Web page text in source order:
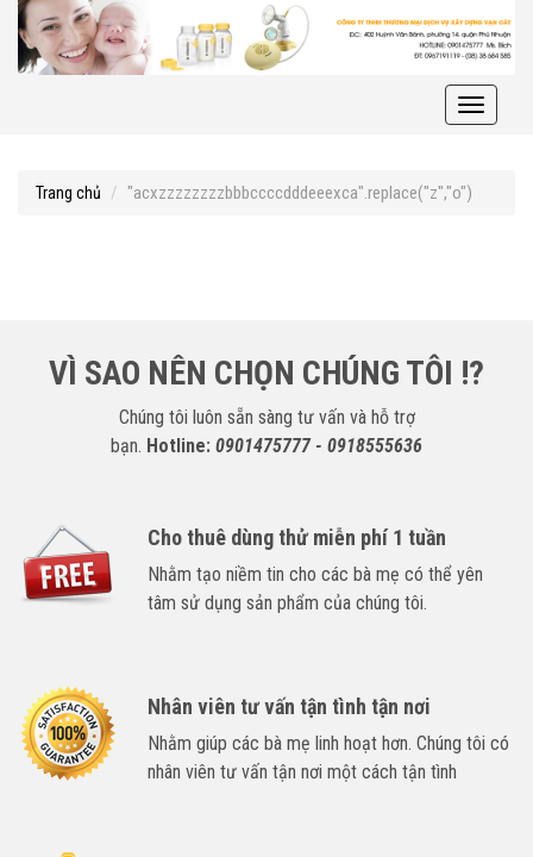
Toggle
Trang chủ "acxzzzzzzzzbbbccccdddeeexca".replace("z","o")
VÌ SAO NÊN CHỌN CHÚNG TÔI !?
Chúng tôi luôn sẵn sàng tư vấn và hỗ trợ
bạn. Hotline: 0901475777 - 0918555636
Cho thuê dùng thử miễn phí 1 tuần
Nhằm tạo niềm tin cho các bà mẹ có thể yên
tâm sử dụng sản phẩm của chúng tôi.
Nhân viên tư vấn tận tình tận nơi
Nhằm giúp các bà mẹ linh hoạt hơn. Chúng tôi có
nhân viên tư vấn tận nơi một cách tận tình